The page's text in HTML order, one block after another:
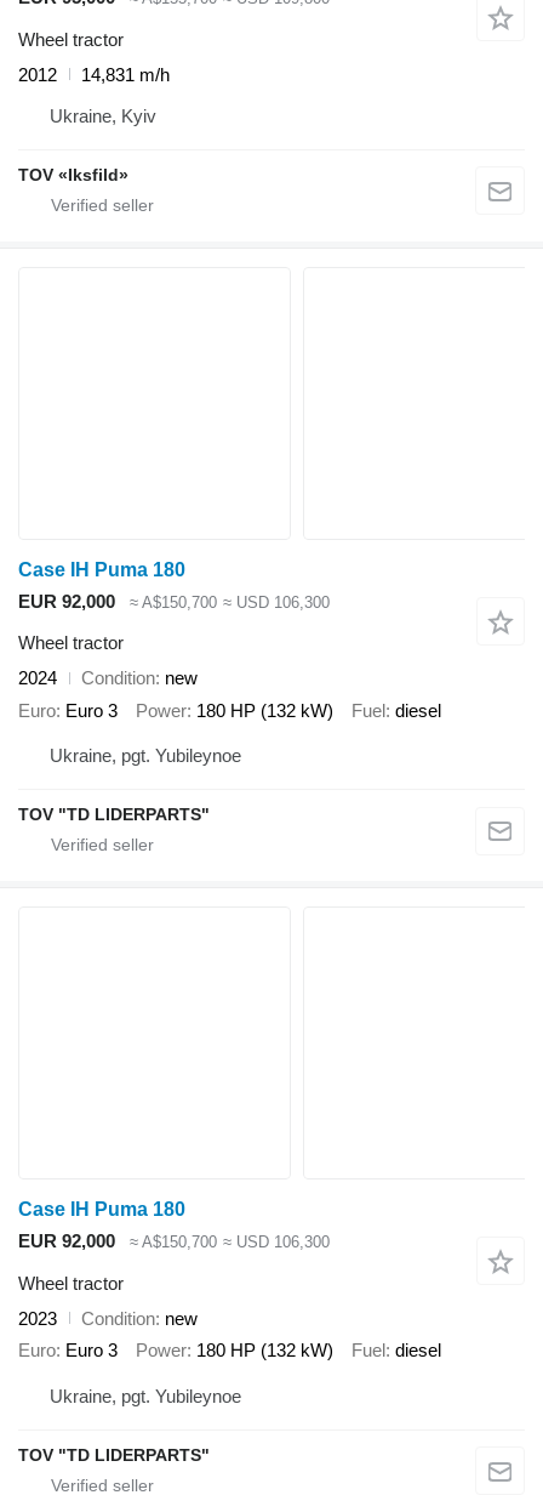
Wheel tractor
2012
14,831 m/h
Ukraine, Kyiv
TOV «Iksfild»
Case IH Puma 180
EUR 92,000
≈ A$150,700 ≈ USD 106,300
Wheel tractor
2024
Condition new
Euro Euro 3 Power 180 HP (132 kW) Fuel diesel
Ukraine, pgt. Yubileynoe
TOV "TD LIDERPARTS"
Case IH Puma 180
EUR 92,000
≈ A$150,700 ≈ USD 106,300
Wheel tractor
2023
Condition new
Euro Euro 3 Power 180 HP (132 kW) Fuel diesel
Ukraine, pgt. Yubileynoe
TOV "TD LIDERPARTS"